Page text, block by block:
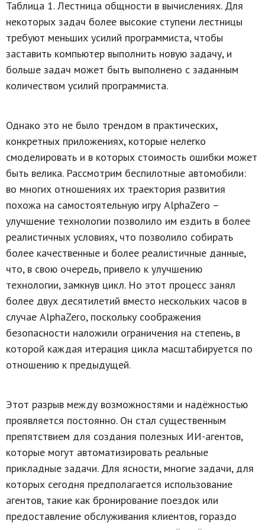
Таблица 1. Лестница общности в вычислениях. Для
некоторых задач более высокие ступени лестницы
требуют меньших усилий программиста, чтобы
заставить компьютер выполнить новую задачу, и
больше задач может быть выполнено с заданным
количеством усилий программиста.
Однако это не было трендом в практических,
конкретных приложениях, которые нелегко
смоделировать и в которых стоимость ошибки может
быть велика. Рассмотрим беспилотные автомобили:
во многих отношениях их траектория развития
похожа на самостоятельную игру AlphaZero –
улучшение технологии позволило им ездить в более
реалистичных условиях, что позволило собирать
более качественные и более реалистичные данные,
что, в свою очередь, привело к улучшению
технологии, замкнув цикл. Но этот процесс занял
более двух десятилетий вместо нескольких часов в
случае AlphaZero, поскольку соображения
безопасности наложили ограничения на степень, в
которой каждая итерация цикла масштабируется по
отношению к предыдущей.
Этот разрыв между возможностями и надёжностью
проявляется постоянно. Он стал существенным
препятствием для создания полезных ИИ-агентов,
которые могут автоматизировать реальные
прикладные задачи. Для ясности, многие задачи, для
которых сегодня предполагается использование
агентов, такие как бронирование поездок или
предоставление обслуживания клиентов, гораздо